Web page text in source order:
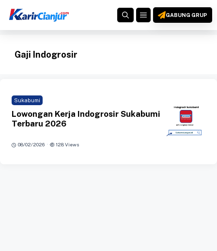
MENUGABUNG GRUP
Gaji Indogrosir
Sukabumi
Lowongan Kerja Indogrosir Sukabumi
Terbaru 2026
08/02/2026 · 128 Views